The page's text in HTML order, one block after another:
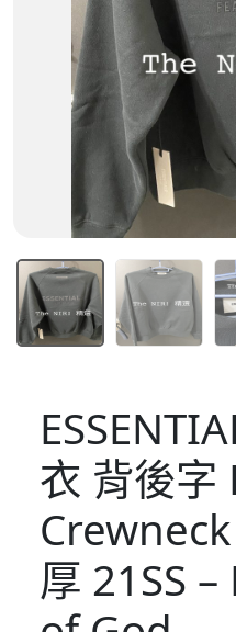
衣 背後
厚 21SS